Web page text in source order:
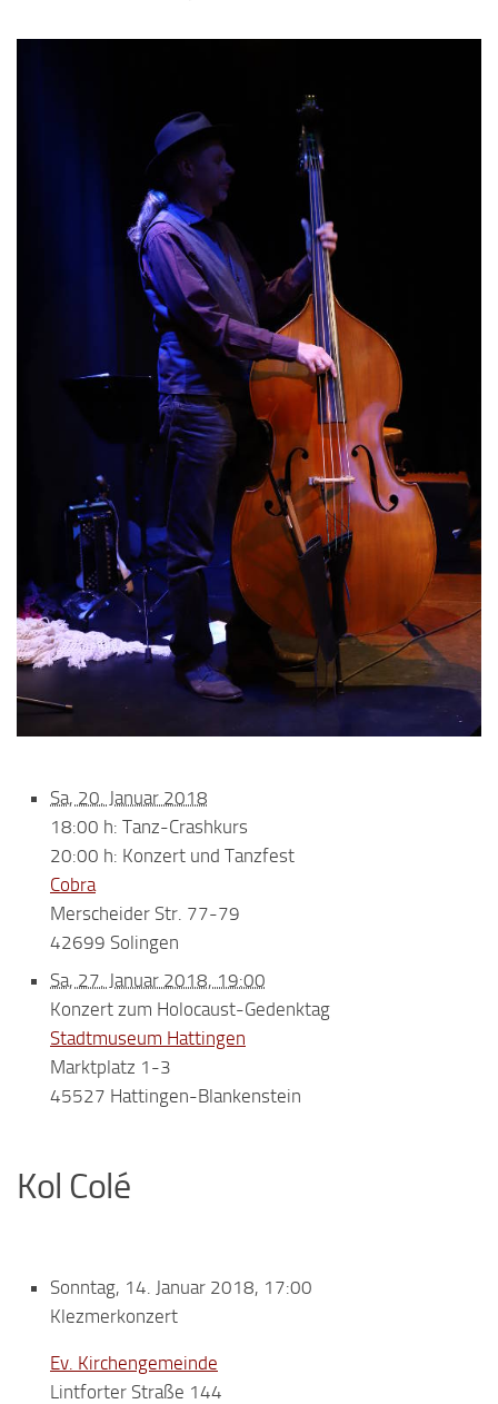
Sa, 20. Januar 2018
18:00 h: Tanz-Crashkurs
20:00 h: Konzert und Tanzfest
Cobra
Merscheider Str. 77-79
42699 Solingen
Sa, 27. Januar 2018, 19:00
Konzert zum Holocaust-Gedenktag
Stadtmuseum Hattingen
Marktplatz 1-3
45527 Hattingen-Blankenstein
Kol Colé
Sonntag, 14. Januar 2018, 17:00
Klezmerkonzert
Ev. Kirchengemeinde
Lintforter Straße 144